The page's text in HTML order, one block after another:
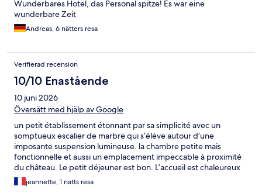
Wunderbares Hotel, das Personal spitze! Es war eine
wunderbare Zeit
Andreas, 6 nätters resa
Verifierad recension
10/10 Enastående
10 juni 2026
Översätt med hjälp av Google
un petit établissement étonnant par sa simplicité avec un
somptueux escalier de marbre qui s’élève autour d’une
imposante suspension lumineuse. la chambre petite mais
fonctionnelle et aussi un emplacement impeccable à proximité
du château. Le petit déjeuner est bon. L’accueil est chaleureux
et les conseils avisés.
jeannette, 1 natts resa